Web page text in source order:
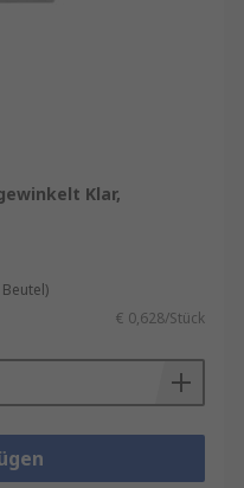
Klar,
€ 0,628/Stück